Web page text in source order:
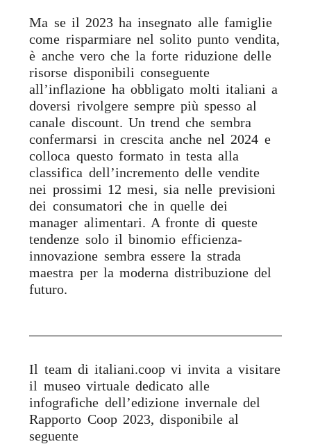
Ma se il 2023 ha insegnato alle famiglie
come risparmiare nel solito punto vendita,
è anche vero che la forte riduzione delle
risorse disponibili conseguente
all’inflazione ha obbligato molti italiani a
doversi rivolgere sempre più spesso al
canale discount. Un trend che sembra
confermarsi in crescita anche nel 2024 e
colloca questo formato in testa alla
classifica dell’incremento delle vendite
nei prossimi 12 mesi, sia nelle previsioni
dei consumatori che in quelle dei
manager alimentari. A fronte di queste
tendenze solo il binomio efficienza-
innovazione sembra essere la strada
maestra per la moderna distribuzione del
futuro.
Il team di italiani.coop vi invita a visitare
il museo virtuale dedicato alle
infografiche dell’edizione invernale del
Rapporto Coop 2023, disponibile al
seguente